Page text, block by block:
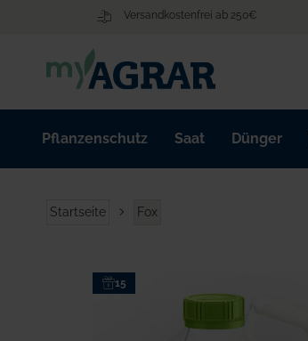
Versandkostenfrei ab 250€
Pflanzenschutz Saat Dünger
Startseite Fox
15